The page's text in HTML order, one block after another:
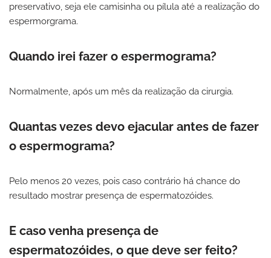
preservativo, seja ele camisinha ou pílula até a realização do
espermorgrama.
Quando irei fazer o espermograma?
Normalmente, após um mês da realização da cirurgia.
Quantas vezes devo ejacular antes de fazer
o espermograma?
Pelo menos 20 vezes, pois caso contrário há chance do
resultado mostrar presença de espermatozóides.
E caso venha presença de
espermatozóides, o que deve ser feito?